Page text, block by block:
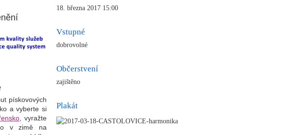
18. března 2017 15:00
Vstupné
dobrovolné
Občerstvení
zajištěno
Plakát
pískovových
a vyberte si
, vyražte
v zimě na